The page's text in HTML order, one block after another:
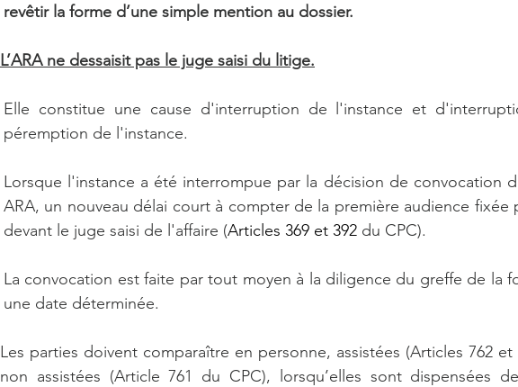
revêtir la forme d’une simple mention au dossier.
L’ARA ne dessaisit pas le juge saisi du litige.
Elle constitue une cause d'interruption de l'instance et
péremption de l'instance.
Lorsque l'instance a été interrompue par la décision de convocation
ARA, un nouveau délai court à compter de la première audience fixée
devant le juge saisi de l'affaire (Articles 369 et 392 du CPC).
La convocation est faite par tout moyen à la diligence du greffe de la
une date déterminée.
Les parties doivent comparaître en personne, assistées (Articles 762 et
non assistées (Article 761 du CPC), lorsqu’elles sont dispensées